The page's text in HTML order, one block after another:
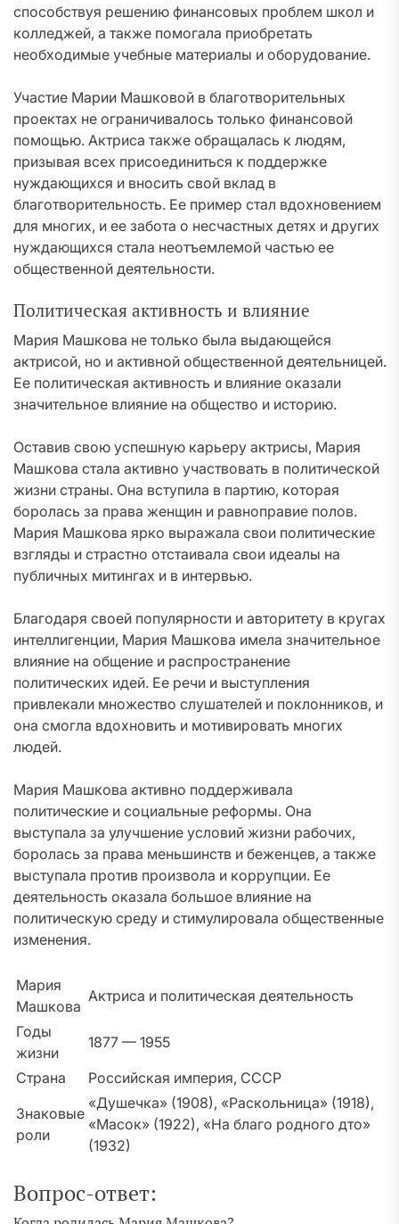
способствуя решению финансовых проблем школ и
колледжей, а также помогала приобретать
необходимые учебные материалы и оборудование.
Участие Марии Машковой в благотворительных
проектах не ограничивалось только финансовой
помощью. Актриса также обращалась к людям,
призывая всех присоединиться к поддержке
нуждающихся и вносить свой вклад в
благотворительность. Ее пример стал вдохновением
для многих, и ее забота о несчастных детях и других
нуждающихся стала неотъемлемой частью ее
общественной деятельности.
Политическая активность и влияние
Мария Машкова не только была выдающейся
актрисой, но и активной общественной деятельницей.
Ее политическая активность и влияние оказали
значительное влияние на общество и историю.
Оставив свою успешную карьеру актрисы, Мария
Машкова стала активно участвовать в политической
жизни страны. Она вступила в партию, которая
боролась за права женщин и равноправие полов.
Мария Машкова ярко выражала свои политические
взгляды и страстно отстаивала свои идеалы на
публичных митингах и в интервью.
Благодаря своей популярности и авторитету в кругах
интеллигенции, Мария Машкова имела значительное
влияние на общение и распространение
политических идей. Ее речи и выступления
привлекали множество слушателей и поклонников, и
она смогла вдохновить и мотивировать многих
людей.
Мария Машкова активно поддерживала
политические и социальные реформы. Она
выступала за улучшение условий жизни рабочих,
боролась за права меньшинств и беженцев, а также
выступала против произвола и коррупции. Ее
деятельность оказала большое влияние на
политическую среду и стимулировала общественные
изменения.
Мария
Машкова
Актриса и политическая деятельность
Годы
жизни
1877 — 1955
Страна
Российская империя, СССР
Знаковые
роли
«Душечка» (1908), «Раскольница» (1918),
«Масок» (1922), «На благо родного дто»
(1932)
Вопрос-ответ: